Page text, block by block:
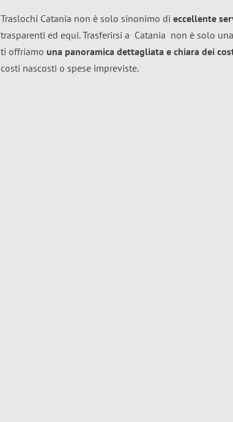
Traslochi Catania non è solo sinonimo di eccellente
trasparenti ed equi. Trasferirsi a Catania non è solo
ti offriamo una panoramica dettagliata e chiara dei
costi nascosti o spese impreviste.